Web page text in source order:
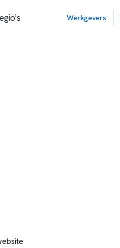
Werkgevers